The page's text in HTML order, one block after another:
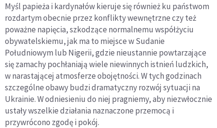
Myśl papieża i kardynałów kieruje się również ku państwom
rozdartym obecnie przez konflikty wewnętrzne czy też
poważne napięcia, szkodzące normalnemu współżyciu
obywatelskiemu, jak ma to miejsce w Sudanie
Południowym lub Nigerii, gdzie nieustannie powtarzające
się zamachy pochłaniają wiele niewinnych istnień ludzkich,
w narastającej atmosferze obojętności. W tych godzinach
szczególne obawy budzi dramatyczny rozwój sytuacji na
Ukrainie. W odniesieniu do niej pragniemy, aby niezwłocznie
ustały wszelkie działania naznaczone przemocą i
przywrócono zgodę i pokój.